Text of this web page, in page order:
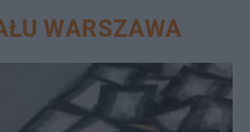
WARSZAWA